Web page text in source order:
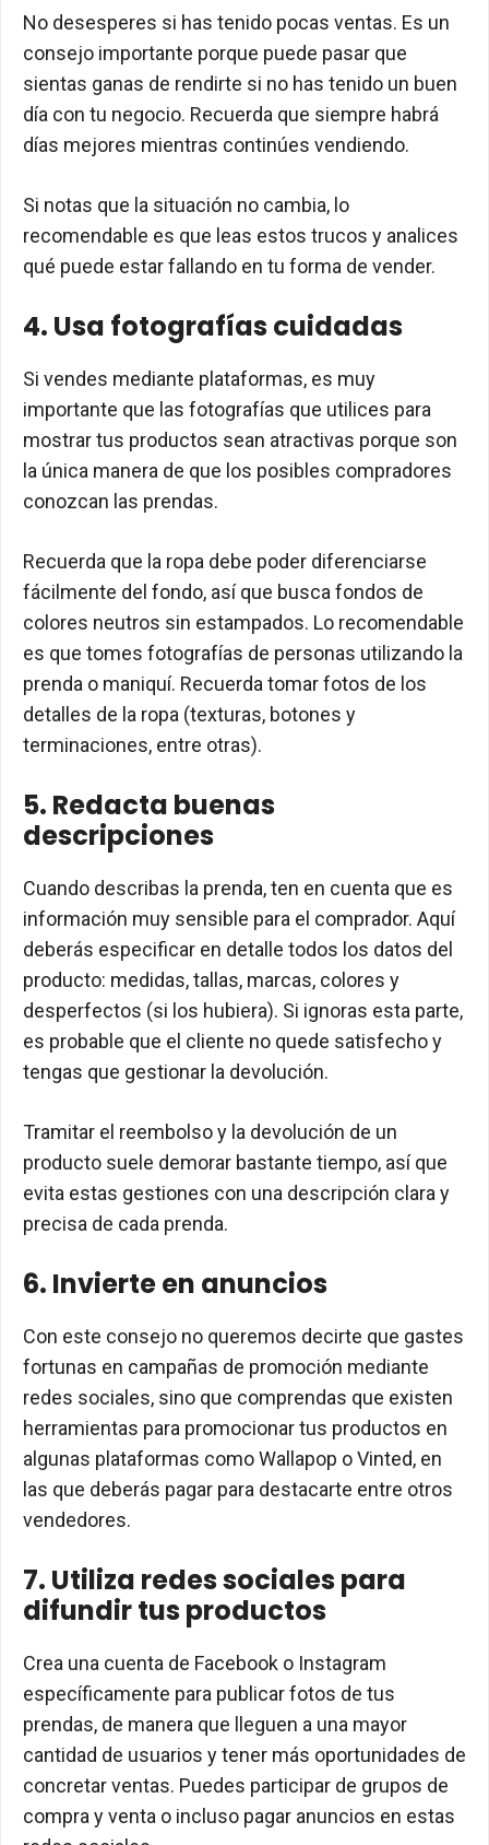
No desesperes si has tenido pocas ventas. Es un
consejo importante porque puede pasar que
sientas ganas de rendirte si no has tenido un buen
día con tu negocio. Recuerda que siempre habrá
días mejores mientras continúes vendiendo.
Si notas que la situación no cambia, lo
recomendable es que leas estos trucos y analices
qué puede estar fallando en tu forma de vender.
4. Usa fotografías cuidadas
Si vendes mediante plataformas, es muy
importante que las fotografías que utilices para
mostrar tus productos sean atractivas porque son
la única manera de que los posibles compradores
conozcan las prendas.
Recuerda que la ropa debe poder diferenciarse
fácilmente del fondo, así que busca fondos de
colores neutros sin estampados. Lo recomendable
es que tomes fotografías de personas utilizando la
prenda o maniquí. Recuerda tomar fotos de los
detalles de la ropa (texturas, botones y
terminaciones, entre otras).
5. Redacta buenas
descripciones
Cuando describas la prenda, ten en cuenta que es
información muy sensible para el comprador. Aquí
deberás especificar en detalle todos los datos del
producto: medidas, tallas, marcas, colores y
desperfectos (si los hubiera). Si ignoras esta parte,
es probable que el cliente no quede satisfecho y
tengas que gestionar la devolución.
Tramitar el reembolso y la devolución de un
producto suele demorar bastante tiempo, así que
evita estas gestiones con una descripción clara y
precisa de cada prenda.
6. Invierte en anuncios
Con este consejo no queremos decirte que gastes
fortunas en campañas de promoción mediante
redes sociales, sino que comprendas que existen
herramientas para promocionar tus productos en
algunas plataformas como Wallapop o Vinted, en
las que deberás pagar para destacarte entre otros
vendedores.
7. Utiliza redes sociales para
difundir tus productos
Crea una cuenta de Facebook o Instagram
específicamente para publicar fotos de tus
prendas, de manera que lleguen a una mayor
cantidad de usuarios y tener más oportunidades de
concretar ventas. Puedes participar de grupos de
compra y venta o incluso pagar anuncios en estas